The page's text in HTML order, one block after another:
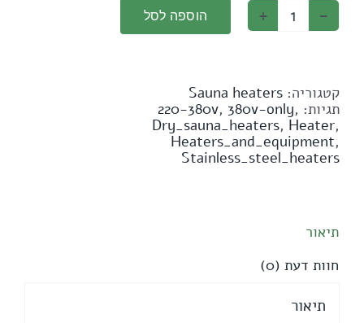
כמות
לסאונה
יבשה
9
KW
עם
פיקוד
הוספה לסל
קטגוריה: Sauna heaters
תגיות:
220-380v, 380v-only,
Dry_sauna_heaters, Heater,
Heaters_and_equipment,
Stainless_steel_heaters
תיאור
חוות דעת (0)
תיאור